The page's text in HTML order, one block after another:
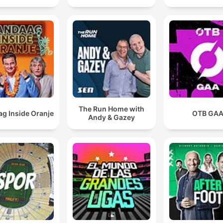
Inside Oranje
The Run Home with
Andy & Gazey
OTB GAA